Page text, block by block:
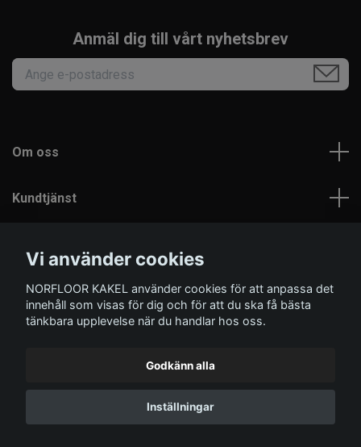
Anmäl dig till vårt nyhetsbrev
Om oss
Kundtjänst
Sociala medier
© 2026 Norfloor Kakel
Vi använder cookies
NORFLOOR KAKEL använder cookies för att anpassa det
innehåll som visas för dig och för att du ska få bästa
tänkbara upplevelse när du handlar hos oss.
Godkänn alla
Inställningar